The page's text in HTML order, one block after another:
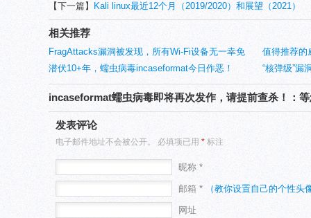
【下一篇】
Kali linux最近12个月（2019/2020）和展望（2021）
相关推荐
FragAttacks漏洞被发现，所有Wi-Fi设备无一幸免
值得推荐的
潜伏10+年，蠕虫病毒incaseformat今日作恶！
“核弹级”漏
以上企业
incaseformat蠕虫病毒即将再次发作，请提前查杀！：
发表评论
电子邮件地址不会被公开。 必填项已用 * 标注
昵称 *
邮箱 * （教你设置自己的个性头
网址